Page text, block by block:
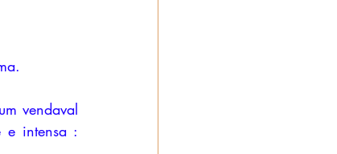
vendaval
e intensa :